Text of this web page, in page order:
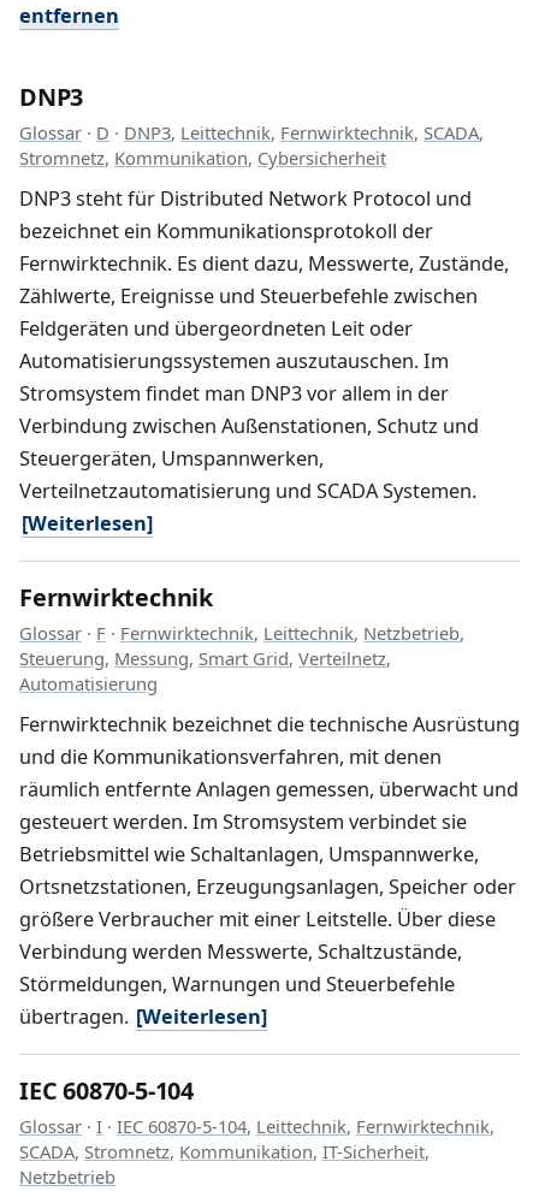
entfernen
DNP3
Glossar · D · DNP3, Leittechnik, Fernwirktechnik, SCADA,
Stromnetz, Kommunikation, Cybersicherheit
DNP3 steht für Distributed Network Protocol und
bezeichnet ein Kommunikationsprotokoll der
Fernwirktechnik. Es dient dazu, Messwerte, Zustände,
Zählwerte, Ereignisse und Steuerbefehle zwischen
Feldgeräten und übergeordneten Leit oder
Automatisierungssystemen auszutauschen. Im
Stromsystem findet man DNP3 vor allem in der
Verbindung zwischen Außenstationen, Schutz und
Steuergeräten, Umspannwerken,
Verteilnetzautomatisierung und SCADA Systemen.
[Weiterlesen]
Fernwirktechnik
Glossar · F · Fernwirktechnik, Leittechnik, Netzbetrieb,
Steuerung, Messung, Smart Grid, Verteilnetz,
Automatisierung
Fernwirktechnik bezeichnet die technische Ausrüstung
und die Kommunikationsverfahren, mit denen
räumlich entfernte Anlagen gemessen, überwacht und
gesteuert werden. Im Stromsystem verbindet sie
Betriebsmittel wie Schaltanlagen, Umspannwerke,
Ortsnetzstationen, Erzeugungsanlagen, Speicher oder
größere Verbraucher mit einer Leitstelle. Über diese
Verbindung werden Messwerte, Schaltzustände,
Störmeldungen, Warnungen und Steuerbefehle
übertragen. [Weiterlesen]
IEC 60870-5-104
Glossar · I · IEC 60870-5-104, Leittechnik, Fernwirktechnik,
SCADA, Stromnetz, Kommunikation, IT-Sicherheit,
Netzbetrieb